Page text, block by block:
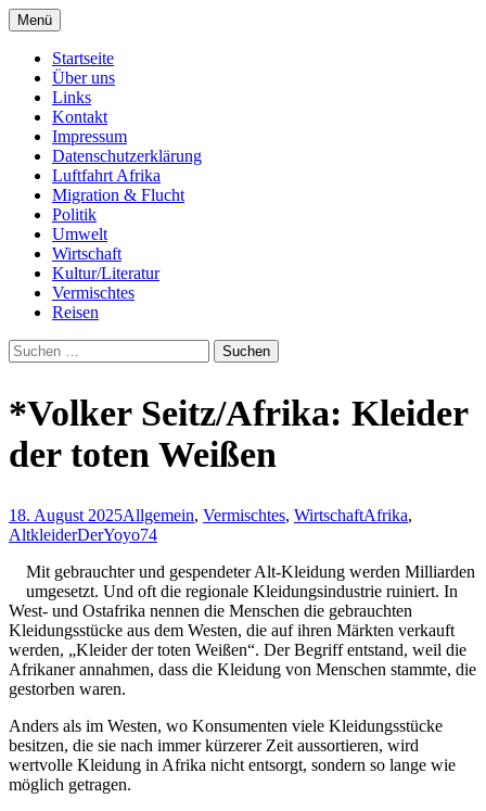
Zum
Inhalt
springen
AFRICA live
Afrika
Menü
Startseite
Über uns
Links
Kontakt
Impressum
Datenschutzerklärung
Luftfahrt Afrika
Migration & Flucht
Politik
Umwelt
Wirtschaft
Kultur/Literatur
Vermischtes
Reisen
Suchen
nach:
*Volker Seitz/Afrika: Kleider
der toten Weißen
18. August 2025Allgemein, Vermischtes, WirtschaftAfrika,
AltkleiderDerYoyo74
Mit gebrauchter und gespendeter Alt-Kleidung werden Milliarden
umgesetzt. Und oft die regionale Kleidungsindustrie ruiniert. In
West- und Ostafrika nennen die Menschen die gebrauchten
Kleidungsstücke aus dem Westen, die auf ihren Märkten verkauft
werden, „Kleider der toten Weißen“. Der Begriff entstand, weil die
Afrikaner annahmen, dass die Kleidung von Menschen stammte, die
gestorben waren.
Anders als im Westen, wo Konsumenten viele Kleidungsstücke
besitzen, die sie nach immer kürzerer Zeit aussortieren, wird
wertvolle Kleidung in Afrika nicht entsorgt, sondern so lange wie
möglich getragen.